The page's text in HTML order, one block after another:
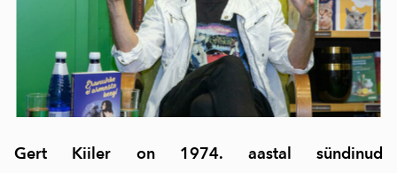
Gert Kiiler on 1974. aastal sündinud